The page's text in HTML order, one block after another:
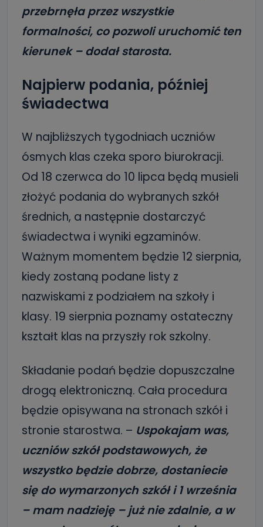
przebrnęła przez wszystkie
formalności, co pozwoli uruchomić ten
kierunek – dodał starosta.
Najpierw podania, później
świadectwa
W najbliższych tygodniach uczniów
ósmych klas czeka sporo biurokracji.
Od 18 czerwca do 10 lipca będą musieli
złożyć podania do wybranych szkół
średnich, a następnie dostarczyć
świadectwa i wyniki egzaminów.
Ważnym momentem będzie 12 sierpnia,
kiedy zostaną podane listy z
nazwiskami z podziałem na szkoły i
klasy. 19 sierpnia poznamy ostateczny
kształt klas na przyszły rok szkolny.
Składanie podań będzie dopuszczalne
drogą elektroniczną. Cała procedura
będzie opisywana na stronach szkół i
stronie starostwa. – Uspokajam was,
uczniów szkół podstawowych, że
wszystko będzie dobrze, dostaniecie
się do wymarzonych szkół i 1 września
– mam nadzieję – już nie zdalnie, a w